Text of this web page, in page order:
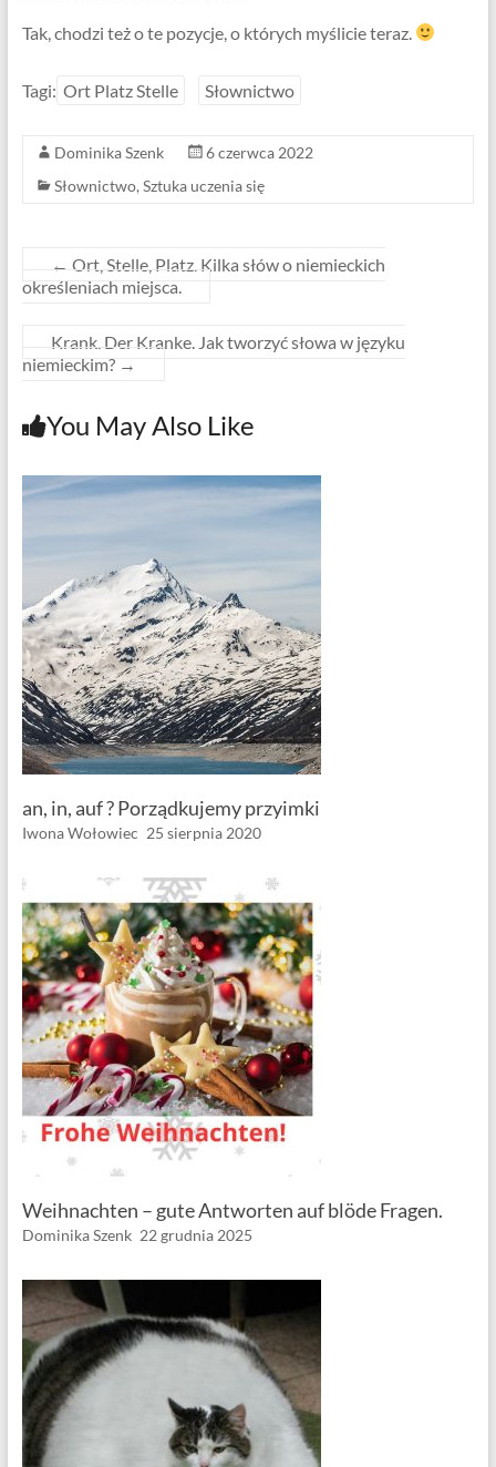
Tak, chodzi też o te pozycje, o których myślicie teraz.
Tagi: Ort Platz Stelle Słownictwo
Dominika Szenk
6 czerwca 2022
Słownictwo, Sztuka uczenia się
← Ort, Stelle, Platz. Kilka słów o niemieckich
określeniach miejsca.
Krank. Der Kranke. Jak tworzyć słowa w języku
niemieckim? →
You May Also Like
an, in, auf ? Porządkujemy przyimki
Iwona Wołowiec 25 sierpnia 2020
Weihnachten – gute Antworten auf blöde Fragen.
Dominika Szenk 22 grudnia 2025